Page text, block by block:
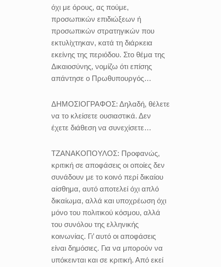
όχι με όρους, ας πούμε,
προσωπικών επιδιώξεων ή
προσωπικών στρατηγικών που
εκτυλίχτηκαν, κατά τη διάρκεια
εκείνης της περιόδου. Στο θέμα της
Δικαιοσύνης, νομίζω ότι επίσης
απάντησε ο Πρωθυπουργός…
ΔΗΜΟΣΙΟΓΡΑΦΟΣ: Δηλαδή, θέλετε
να το κλείσετε ουσιαστικά. Δεν
έχετε διάθεση να συνεχίσετε…
ΤΖΑΝΑΚΟΠΟΥΛΟΣ: Προφανώς,
κριτική σε αποφάσεις οι οποίες δεν
συνάδουν με το κοινό περί δικαίου
αίσθημα, αυτό αποτελεί όχι απλό
δικαίωμα, αλλά και υποχρέωση όχι
μόνο του πολιτικού κόσμου, αλλά
του συνόλου της ελληνικής
κοινωνίας. Γι’ αυτό οι αποφάσεις
είναι δημόσιες. Για να μπορούν να
υπόκεινται και σε κριτική. Από εκεί